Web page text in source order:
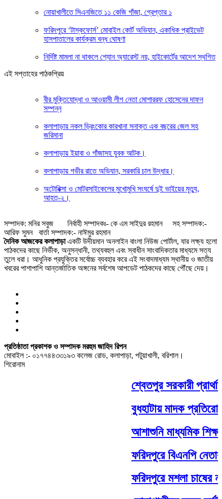
নোয়াখালীতে সিএনজিতে ১১ কেজি গাঁজা, গ্রেপ্তার ১
ফরিদপুরে ‘টাস্কফোর্স’ মোবাইল কোর্ট অভিযান, একাধিক প্রাইভেট
হাসপাতালের কার্যক্রম বন্ধ ঘোষণা
নির্দিষ্ট মামলা না থাকলে শ্যোন অ্যারেস্ট নয়, হাইকোর্টের আদেশ স্থগিত
এই সপ্তাহের পাঠকপ্রিয়
বীর মুক্তিযোদ্ধা ও আওয়ামী লীগ নেতা মোশাররফ হোসেনের দাফন
সম্পন্ন
কলাপাড়ায় নকল ড্রিংকোর কারখানা সনাক্ত এক বছরের জেল সহ
জরিমানা
কলাপাড়ায় ইয়াবা ও গাঁজাসহ যুবক আটক।
কলাপাড়ায় গভীর রাতে অভিযান, সরকারি চাল উদ্ধার।
অটোরিক্সা ও মোটরসাইকেলের মুখোমুখি সংঘর্ষে দুই ভাইয়ের মৃত্যু,
আহত-২।
সম্পাদক: মনির সবুজ নির্বাহী সম্পাদকঃ- কে এম সাইদুর রহমান সহ সম্পাদক:-
আরিফ সুমন বার্তা সম্পাদক:- নাঈমুর রহমান
দৈনিক আজকের কলাপাড়াএকটি উদীয়মান অনলাইন বাংলা নিউজ পোর্টাল, যার লক্ষ্য হলো
পাঠকদের কাছে নির্ভীক, অনুসন্ধানী, তথ্যবহুল এবং স্বাধীন সাংবাদিকতার মাধ্যমে সত্য
তুলে ধরা। আধুনিক প্রযুক্তির সর্বোচ্চ ব্যবহার করে এই সংবাদমাধ্যম স্থানীয় ও জাতীয়
খবরের পাশাপাশি আন্তর্জাতিক অঙ্গনের সর্বশেষ আপডেট পাঠকদের কাছে পৌঁছে দেয়।
প্রতিষ্ঠাতা প্রকাশক ও সম্পাদক মরহুম জাহিদ রিপন
মোবাইল :- ০১৭৭৪৪৩৩১৯৩ কলেজ রোড, কলাপাড়া, পটুয়াখালী, বরিশাল।
শিরোনাম
শ্বেতপুর সরকারী
বুধহাটায় মাদক
আশাশুনি মাধ্যমিক
ফরিদপুরে বিএনপি
ফরিদপুরে মশলা চাষের